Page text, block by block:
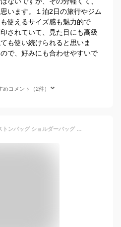
います。１泊2日の旅行やジム
使えるサイズ感も魅力的で
されていて、見た目にも高級
も使い続けられると思いま
で、好みにも合わせやすいで
めコメント（2件）
REGISTA レディース ボストンバッグ ショルダーバッグ 2WAY 編み込みイントレチャート フェイクレザー シンプル 大容量 修学旅行 出張 ゴルフ 合皮 女子 おしゃれ 手持ち 肩がけ 肩掛け 旅行バッグ 2泊3日 旅行カバン バック BAG プレゼント 送料無料